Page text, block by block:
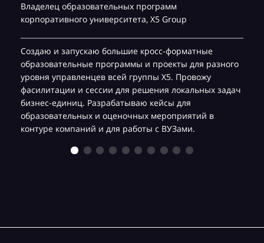
Владелец образовательных программ
корпоративного университета, Х5 Group
Создаю и запускаю большие кросс-форматные
образовательные программы и проекты для разного
уровня управленцев всей группы Х5. Провожу
фасилитации и сессии для решения локальных задач
бизнес-единиц. Разрабатываю кейсы для
образовательных и оценочных мероприятий в
контуре компаний и для работы с ВУЗами.